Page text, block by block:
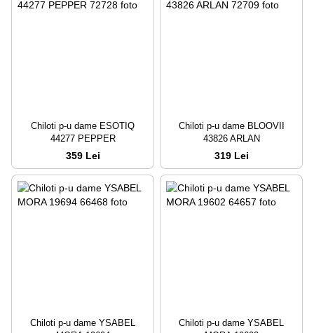
Chiloti p-u dame ESOTIQ
44277 PEPPER
359 Lei
Chiloti p-u dame BLOOVII
43826 ARLAN
319 Lei
Chiloti p-u dame YSABEL
Chiloti p-u dame YSABEL